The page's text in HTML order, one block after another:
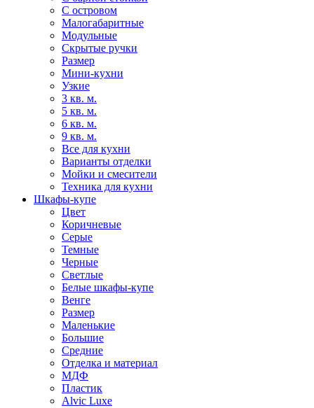
С островом
Малогабаритные
Модульные
Скрытые ручки
Размер
Мини-кухни
Узкие
3 кв. м.
5 кв. м.
6 кв. м.
9 кв. м.
Все для кухни
Варианты отделки
Мойки и смесители
Техника для кухни
Шкафы-купе
Цвет
Коричневые
Серые
Темные
Черные
Светлые
Белые шкафы-купе
Венге
Размер
Маленькие
Большие
Средние
Отделка и материал
МДФ
Пластик
Alvic Luxe